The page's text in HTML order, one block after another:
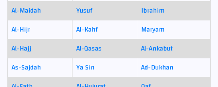
Al-Maidah
Yusuf
Ibrahim
Al-Hijr
Al-Kahf
Maryam
Al-Hajj
Al-Qasas
Al-Ankabut
As-Sajdah
Ya Sin
Ad-Dukhan